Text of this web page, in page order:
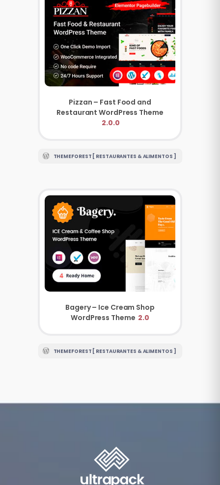
Pizzan – Fast Food and
2.0.0
THEMEFOREST [ RESTAURANTES & ALIMENTOS ]
Bagery – Ice Cream Shop
WordPress Theme 2.0
THEMEFOREST [ RESTAURANTES & ALIMENTOS ]